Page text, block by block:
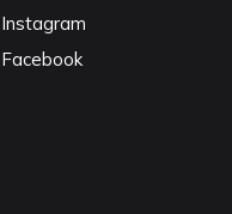
Instagram
Facebook